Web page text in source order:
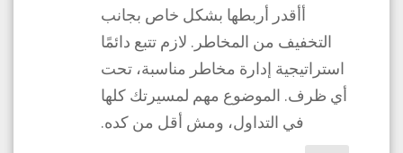
أأقدر أربطها بشكل خاص بجانب
التخفيف من المخاطر. لازم تتبع دائمًا
استراتيجية إدارة مخاطر مناسبة، تحت
أي ظرف. الموضوع مهم لمسيرتك كلها
في التداول، ومش أقل من كده.